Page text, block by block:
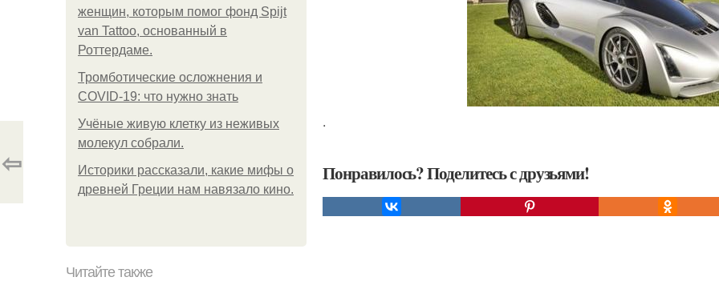
женщин, которым помог фонд Spijt
van Tattoo, основанный в
Роттердаме.
Тромботические осложнения и
COVID-19: что нужно знать
Учёные живую клетку из неживых
молекул собрали.
Историки рассказали, какие мифы о
древней Греции нам навязало кино.
.
Понравилось? Поделитесь с друзьями!
⇦
Читайте также